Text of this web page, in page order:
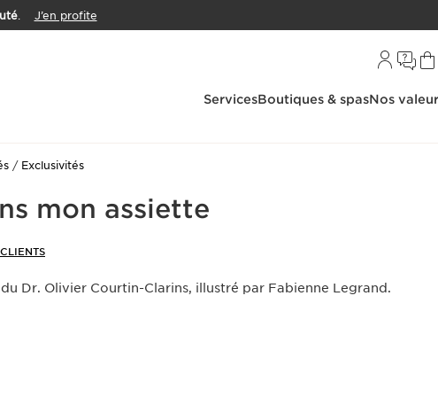
. J’en profite
ServicesBoutiques & spasNos
Exclusivités
mon assiette
Dr. Olivier Courtin-Clarins, illustré par Fabienne Legrand.